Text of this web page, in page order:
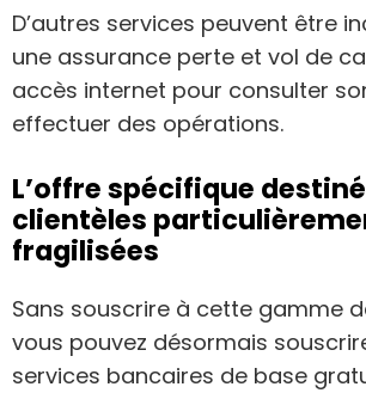
D’autres services peuvent être
une assurance perte et vol de
accès internet pour consulter
effectuer des opérations.
L’offre spécifique
clientèles
fragilisées
Sans souscrire à cette gamme
vous pouvez désormais
services bancaires de base